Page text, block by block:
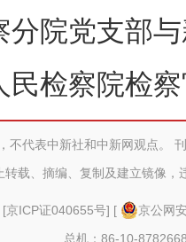
分院党支部
检察院检
不代表中新社和中新网观点。
转载、摘编、复制及建立镜像，
[京ICP证040655号] [
京公网
总机：86-10-